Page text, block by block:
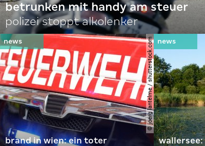
betrunken mit handy am steuer
polizei stoppt alkolenker
© joerg lantelme / shutterstock.com
brand in wien: ein toter